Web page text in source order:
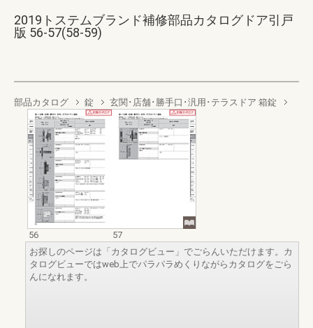
2019トステムブランド補修部品カタログドア引戸
版 56-57(58-59)
部品カタログ 錠 玄関･店舗･勝手口･汎用･テラスドア 箱錠
56
57
お探しのページは「カタログビュー」でごらんいただけます。カ
タログビューではweb上でパラパラめくりながらカタログをごら
んになれます。